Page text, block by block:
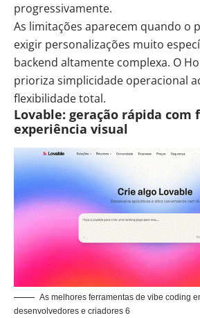
progressivamente.
As limitações aparecem quando o
exigir personalizações muito
backend altamente complexa. O
prioriza simplicidade operacional
flexibilidade total.
Lovable: geração rápida com
experiência visual
As melhores ferramentas de vibe coding
desenvolvedores e criadores 6